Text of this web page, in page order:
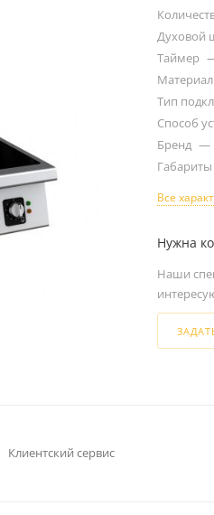
Духовой
Таймер
Тип
Способ
Бренд —
Все
Нужна
Наши
Клиентский сервис